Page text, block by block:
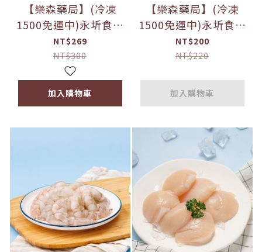
【樂森藥局】(冷凍
1500免運中)永圻食品
『台灣』一口雞腿
肉-200g (食用仍需留
意碎骨)(須清洗再料
理)
NT$269
NT$300
加入購物車
【樂森藥局】(冷凍
1500免運中)永圻食品
『無鹽』生凍一口吻仔
魚-120g (須清洗再料
NT$200
NT$220
加入購物車